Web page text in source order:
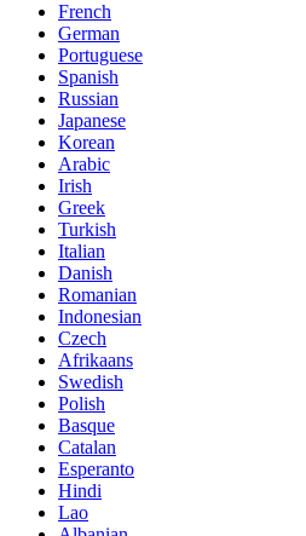
French
German
Portuguese
Spanish
Russian
Japanese
Korean
Arabic
Irish
Greek
Turkish
Italian
Danish
Romanian
Indonesian
Czech
Afrikaans
Swedish
Polish
Basque
Catalan
Esperanto
Hindi
Lao